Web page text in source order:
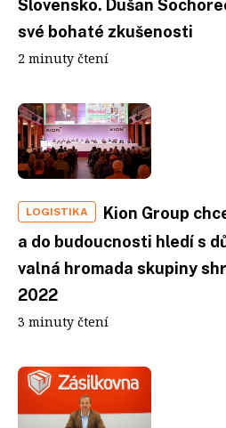
Slovensko. Dušan
své bohaté zkušenosti
2 minuty čtení
LOGISTIKA
Kion Group
a do budoucnosti hledí s
valná hromada skupiny
2022
3 minuty čtení